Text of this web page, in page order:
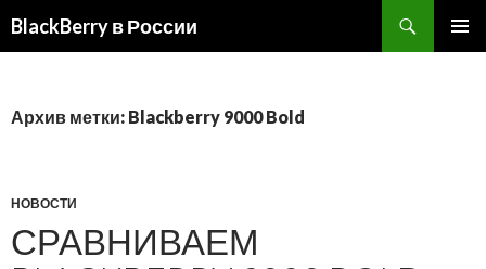
BlackBerry в России
Архив метки: Blackberry 9000 Bold
НОВОСТИ
СРАВНИВАЕМ